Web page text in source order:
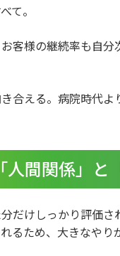
て。
客様の継続率も自
合える。病院時代よ
間関係」と
だけしっかり評価
るため、大きなやり